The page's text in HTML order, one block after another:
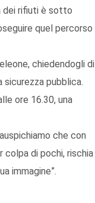
dei rifiuti è sotto
quel percorso
chiedendogli di
sicurezza pubblica.
ore 16.30, una
che con
colpa di pochi, rischia
immagine”.